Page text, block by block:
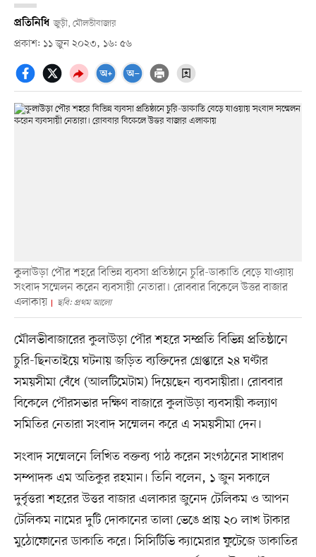
প্রতিনিধি জুড়ী, মৌলভীবাজার
প্রকাশ: ১১ জুন ২০২৩, ১৬: ৫৬
কুলাউড়া পৌর শহরে বিভিন্ন ব্যবসা প্রতিষ্ঠানে চুরি-ডাকাতি বেড়ে যাওয়ায়
সংবাদ সম্মেলন করেন ব্যবসায়ী নেতারা। রোববার বিকেলে উত্তর বাজার
এলাকায়
ছবি: প্রথম আলো
মৌলভীবাজারের কুলাউড়া পৌর শহরে সম্প্রতি বিভিন্ন প্রতিষ্ঠানে
চুরি-ছিনতাইয়ে ঘটনায় জড়িত ব্যক্তিদের গ্রেপ্তারে ২৪ ঘণ্টার
সময়সীমা বেঁধে (আলটিমেটাম) দিয়েছেন ব্যবসায়ীরা। রোববার
বিকেলে পৌরসভার দক্ষিণ বাজারে কুলাউড়া ব্যবসায়ী কল্যাণ
সমিতির নেতারা সংবাদ সম্মেলন করে এ সময়সীমা দেন।
সংবাদ সম্মেলনে লিখিত বক্তব্য পাঠ করেন সংগঠনের সাধারণ
সম্পাদক এম অতিকুর রহমান। তিনি বলেন, ১ জুন সকালে
দুর্বৃত্তরা শহরের উত্তর বাজার এলাকার জুনেদ টেলিকম ও আপন
টেলিকম নামের দুটি দোকানের তালা ভেঙে প্রায় ২০ লাখ টাকার
মুঠোফোনের ডাকাতি করে। সিসিটিভি ক্যামেরার ফুটেজে ডাকাতির